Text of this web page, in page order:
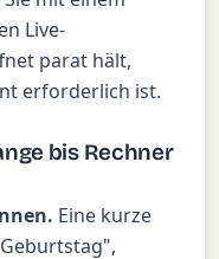
Live-
parat hält,
erforderlich ist.
bis Rechner
Eine kurze